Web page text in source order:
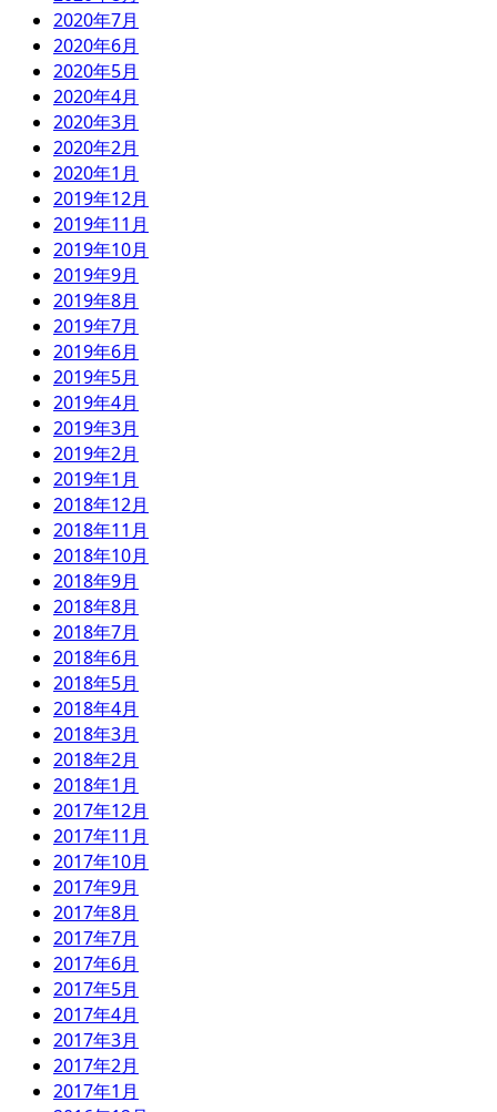
2020年7月
2020年6月
2020年5月
2020年4月
2020年3月
2020年2月
2020年1月
2019年12月
2019年11月
2019年10月
2019年9月
2019年8月
2019年7月
2019年6月
2019年5月
2019年4月
2019年3月
2019年2月
2019年1月
2018年12月
2018年11月
2018年10月
2018年9月
2018年8月
2018年7月
2018年6月
2018年5月
2018年4月
2018年3月
2018年2月
2018年1月
2017年12月
2017年11月
2017年10月
2017年9月
2017年8月
2017年7月
2017年6月
2017年5月
2017年4月
2017年3月
2017年2月
2017年1月